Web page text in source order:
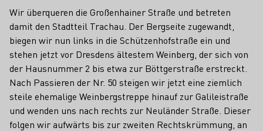
Wir überqueren die Großenhainer Straße und betreten
damit den Stadtteil Trachau. Der Bergseite zugewandt,
biegen wir nun links in die Schützenhofstraße ein und
stehen jetzt vor Dresdens ältestem Weinberg, der sich von
der Hausnummer 2 bis etwa zur Böttgerstraße erstreckt.
Nach Passieren der Nr. 50 steigen wir jetzt eine ziemlich
steile ehemalige Weinbergstreppe hinauf zur Galileistraße
und wenden uns nach rechts zur Neuländer Straße. Dieser
folgen wir aufwärts bis zur zweiten Rechtskrümmung, an